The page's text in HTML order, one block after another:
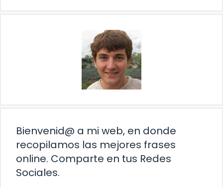
Bienvenid@ a mi web, en donde
recopilamos las mejores frases
online. Comparte en tus Redes
Sociales.